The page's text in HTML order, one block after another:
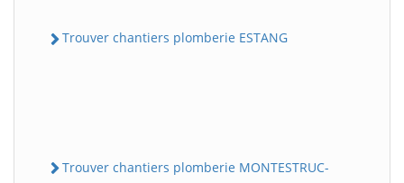
Trouver chantiers plomberie ESTANG
Trouver chantiers plomberie MONTESTRUC-